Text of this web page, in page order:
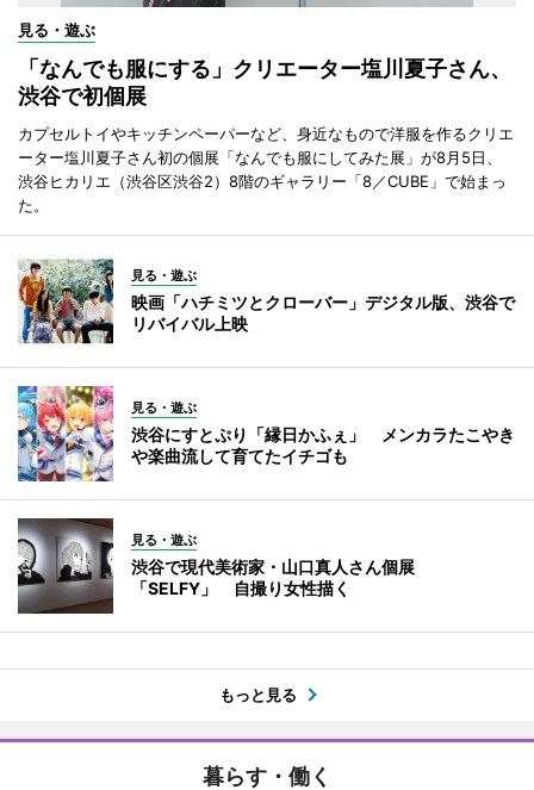
見る・遊ぶ
「なんでも服にする」クリエーター塩川夏子さん、
渋谷で初個展
カプセルトイやキッチンペーパーなど、身近なもので洋服を作るクリエ
ーター塩川夏子さん初の個展「なんでも服にしてみた展」が8月5日、
渋谷ヒカリエ（渋谷区渋谷2）8階のギャラリー「8／CUBE」で始まっ
た。
見る・遊ぶ
映画「ハチミツとクローバー」デジタル版、渋谷で
リバイバル上映
見る・遊ぶ
渋谷にすとぷり「縁日かふぇ」 メンカラたこやき
や楽曲流して育てたイチゴも
見る・遊ぶ
渋谷で現代美術家・山口真人さん個展
「SELFY」 自撮り女性描く
もっと見る
暮らす・働く